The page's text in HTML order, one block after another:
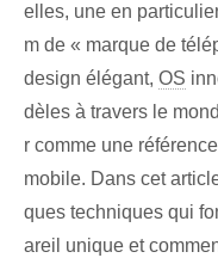
elles, une en
m de « marque de
design élégant, OS
dèles ⁤à travers le
r comme une
mobile. Dans cet
ques techniques qui
areil unique et